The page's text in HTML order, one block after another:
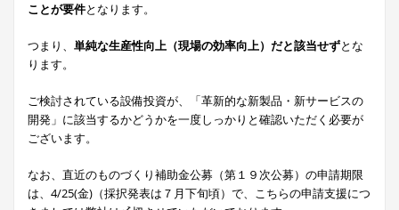
ことが要件となります。
つまり、 単純な生産性向上（現場の効率向上）だと該当せずとな
ります。
ご検討されている設備投資が、「革新的な新製品・新サービスの
開発」に該当するかどうかを一度しっかりと確認いただく必要が
ございます。
なお、直近のものづくり補助金公募（第１９次公募）の申請期限
は、4/25(金)（採択発表は７月下旬頃）で、こちらの申請支援につ